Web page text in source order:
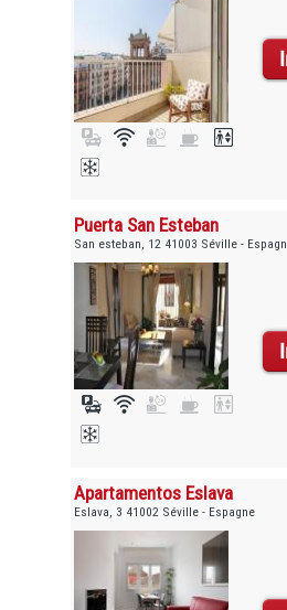
Puerta San Esteban
San esteban, 12 41003 Séville -
Apartamentos Eslava
Eslava, 3 41002 Séville - Espagne